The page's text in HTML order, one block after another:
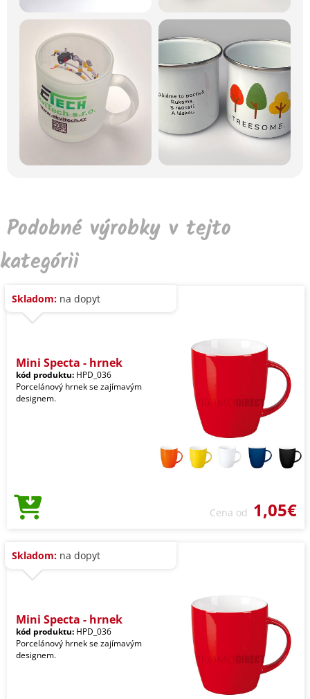
Podobné výrobky v tejto
kategórii
Skladom: na dopyt
Mini Specta - hrnek
kód produktu: HPD_036
Porcelánový hrnek se zajímavým
designem.
Cena od 1,05€
Skladom: na dopyt
Mini Specta - hrnek
kód produktu: HPD_036
Porcelánový hrnek se zajímavým
designem.